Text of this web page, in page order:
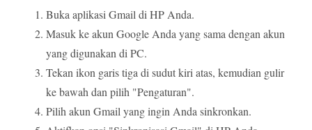
Buka aplikasi Gmail di HP Anda.
Masuk ke akun Google Anda yang sama dengan akun
yang digunakan di PC.
Tekan ikon garis tiga di sudut kiri atas, kemudian gulir
ke bawah dan pilih "Pengaturan".
Pilih akun Gmail yang ingin Anda sinkronkan.